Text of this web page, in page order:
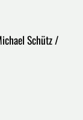
Schütz /